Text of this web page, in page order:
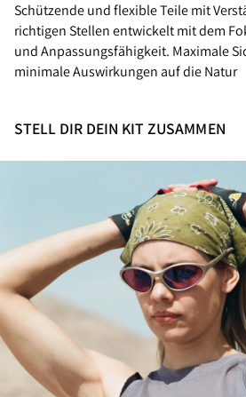
Schützende und flexible Teile mit
richtigen Stellen entwickelt mit dem
und Anpassungsfähigkeit. Maximale
minimale Auswirkungen auf die Natur
STELL DIR DEIN KIT ZUSAMMEN